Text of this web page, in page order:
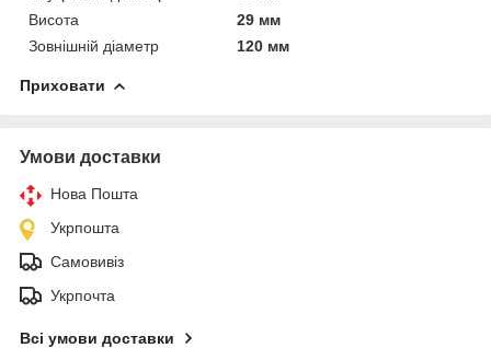
Висота
29 мм
Зовнішній діаметр
120 мм
Приховати
Умови доставки
Нова Пошта
Укрпошта
Самовивіз
Укрпочта
Всі умови доставки